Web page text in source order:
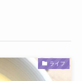
ライフ